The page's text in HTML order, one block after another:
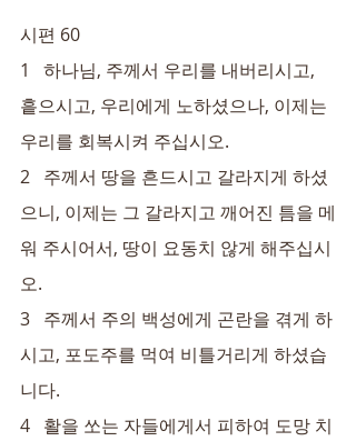
시편 60
1   하나님, 주께서 우리를 내버리시고,
흩으시고, 우리에게 노하셨으나, 이제는
우리를 회복시켜 주십시오.
2   주께서 땅을 흔드시고 갈라지게 하셨
으니, 이제는 그 갈라지고 깨어진 틈을 메
워 주시어서, 땅이 요동치 않게 해주십시
오.
3   주께서 주의 백성에게 곤란을 겪게 하
시고, 포도주를 먹여 비틀거리게 하셨습
니다.
4   활을 쏘는 자들에게서 피하여 도망 치